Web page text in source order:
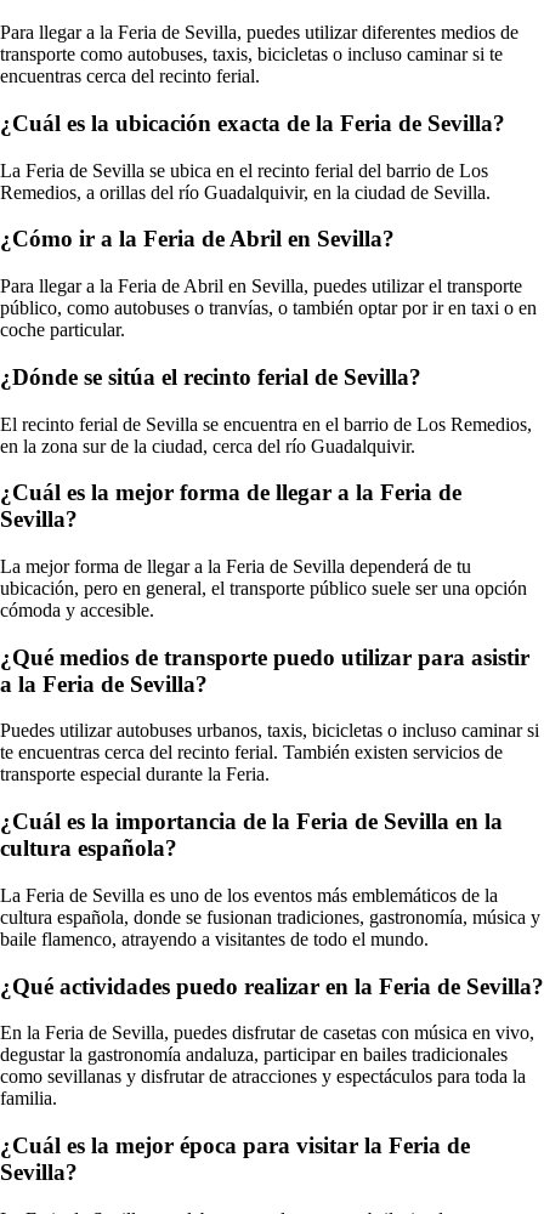
Para llegar a la Feria de Sevilla, puedes utilizar diferentes medios de
transporte como autobuses, taxis, bicicletas o incluso caminar si te
encuentras cerca del recinto ferial.
¿Cuál es la ubicación exacta de la Feria de Sevilla?
La Feria de Sevilla se ubica en el recinto ferial del barrio de Los
Remedios, a orillas del río Guadalquivir, en la ciudad de Sevilla.
¿Cómo ir a la Feria de Abril en Sevilla?
Para llegar a la Feria de Abril en Sevilla, puedes utilizar el transporte
público, como autobuses o tranvías, o también optar por ir en taxi o en
coche particular.
¿Dónde se sitúa el recinto ferial de Sevilla?
El recinto ferial de Sevilla se encuentra en el barrio de Los Remedios,
en la zona sur de la ciudad, cerca del río Guadalquivir.
¿Cuál es la mejor forma de llegar a la Feria de
Sevilla?
La mejor forma de llegar a la Feria de Sevilla dependerá de tu
ubicación, pero en general, el transporte público suele ser una opción
cómoda y accesible.
¿Qué medios de transporte puedo utilizar para asistir
a la Feria de Sevilla?
Puedes utilizar autobuses urbanos, taxis, bicicletas o incluso caminar si
te encuentras cerca del recinto ferial. También existen servicios de
transporte especial durante la Feria.
¿Cuál es la importancia de la Feria de Sevilla en la
cultura española?
La Feria de Sevilla es uno de los eventos más emblemáticos de la
cultura española, donde se fusionan tradiciones, gastronomía, música y
baile flamenco, atrayendo a visitantes de todo el mundo.
¿Qué actividades puedo realizar en la Feria de Sevilla?
En la Feria de Sevilla, puedes disfrutar de casetas con música en vivo,
degustar la gastronomía andaluza, participar en bailes tradicionales
como sevillanas y disfrutar de atracciones y espectáculos para toda la
familia.
¿Cuál es la mejor época para visitar la Feria de
Sevilla?